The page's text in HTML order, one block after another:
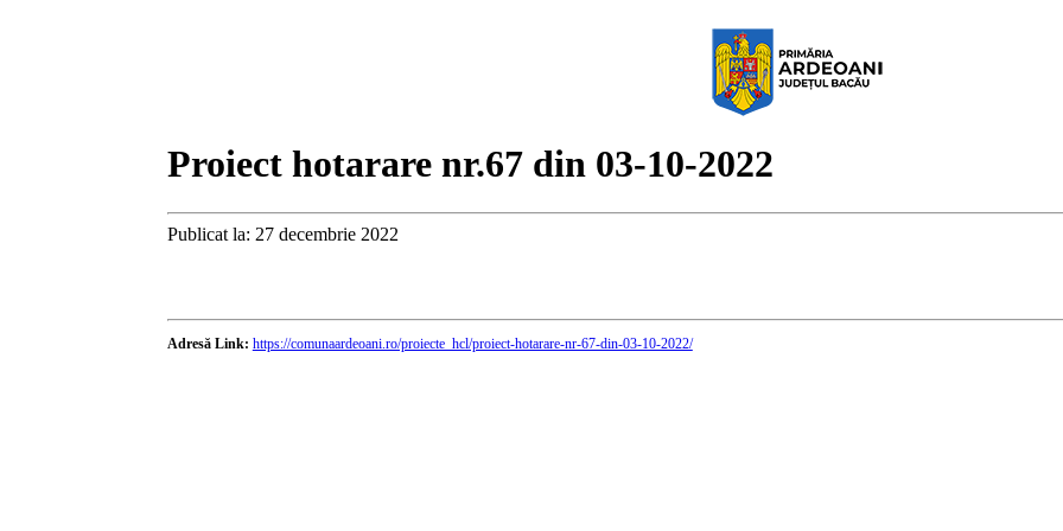
Proiect hotarare nr.67 din 03-10-2022
Publicat la: 27 decembrie 2022
Adresă Link: https://comunaardeoani.ro/proiecte_hcl/proiect-hotarare-nr-67-din-03-10-2022/